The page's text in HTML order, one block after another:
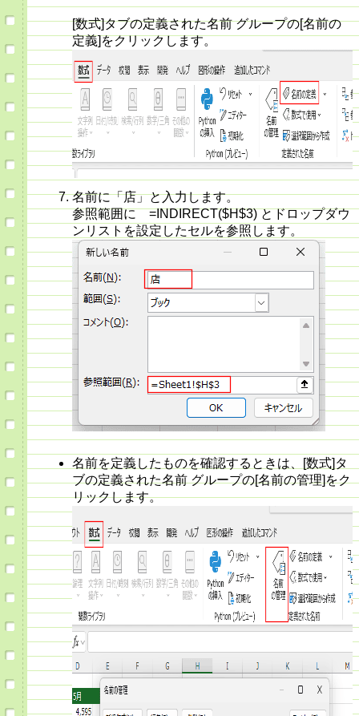
[数式]タブの定義された名前 グループの[名前の
定義]をクリックします。
名前に「店」と入力します。
参照範囲に =INDIRECT($H$3) とドロップダウ
ンリストを設定したセルを参照します。
名前を定義したものを確認するときは、[数式]タ
ブの定義された名前 グループの[名前の管理]をク
リックします。